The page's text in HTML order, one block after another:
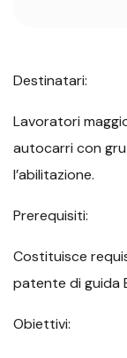
Destinatari:
Lavoratori
autocarri con
l’abilitazione.
Prerequisiti:
Costituisce
patente di guida
Obiettivi: